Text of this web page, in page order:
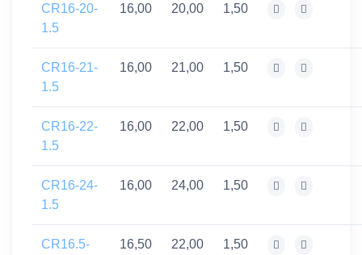
CR16-20-
1.5
16,00 20,00 1,50
CR16-21-
1.5
16,00 21,00 1,50
CR16-22-
1.5
16,00 22,00 1,50
CR16-24-
1.5
16,00 24,00 1,50
CR16.5-
16,50 22,00 1,50